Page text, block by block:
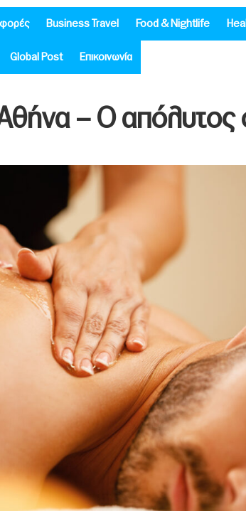
Business Travel Food & Nightlife
Global Post Επικοινωνία
Αθήνα – Ο